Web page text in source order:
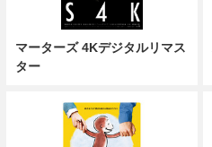
マーターズ 4Kデジタルリマス
ター